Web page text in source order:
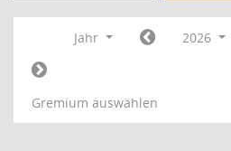
Jahr 2026
Gremium auswählen